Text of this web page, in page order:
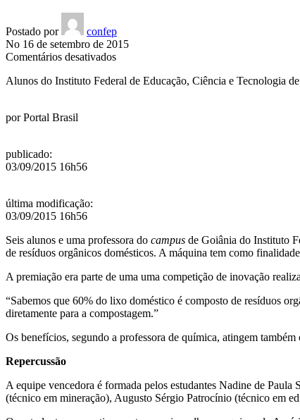
Postado por
confep
No 16 de setembro de 2015
Comentários desativadosem
federais
Alunos do Instituto Federal de Educação, Ciência e Tecnologia
porPortal Brasil
publicado:
03/09/2015 16h56
última modificação:
03/09/2015 16h56
Seis alunos e uma professora do campus de Goiânia do Instituto
de resíduos orgânicos domésticos. A máquina tem como
A premiação era parte de uma uma competição de inovação r
“Sabemos que 60% do lixo doméstico é composto de resíduos
diretamente para a compostagem.”
Os benefícios, segundo a professora de química, atingem
Repercussão
A equipe vencedora é formada pelos estudantes Nadine de
(técnico em mineração), Augusto Sérgio Patrocínio (técnico em